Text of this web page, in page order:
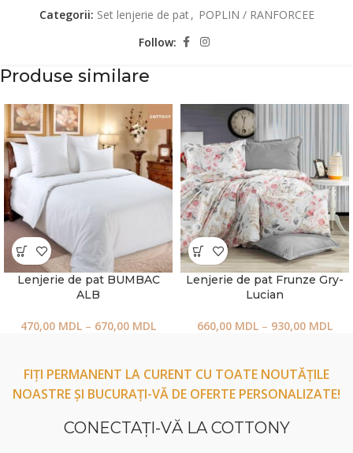
Categorii: Set lenjerie de pat, POPLIN / RANFORCEE
Follow:
Produse similare
Lenjerie de pat BUMBAC
ALB
470,00 MDL – 670,00 MDL
Lenjerie de pat Frunze Gry-
Lucian
660,00 MDL – 930,00 MDL
FIȚI PERMANENT LA CURENT CU TOATE NOUTĂȚILE
NOASTRE ȘI BUCURAȚI-VĂ DE OFERTE PERSONALIZATE!
CONECTAŢI-VĂ LA COTTONY